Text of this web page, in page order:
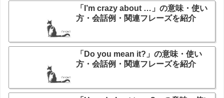
「I’m crazy about …」の意味・使い
方・会話例・関連フレーズを紹介
「Do you mean it?」の意味・使い
方・会話例・関連フレーズを紹介